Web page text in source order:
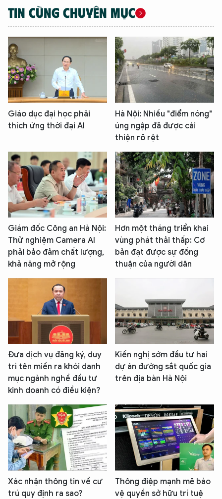
TIN CÙNG CHUYÊN MỤC
Giáo dục đại học phải
thích ứng thời đại AI
Hà Nội: Nhiều "điểm nóng"
úng ngập đã được cải
thiện rõ rệt
Giám đốc Công an Hà Nội:
Thử nghiệm Camera AI
phải bảo đảm chất lượng,
khả năng mở rộng
Hơn một tháng triển khai
vùng phát thải thấp: Cơ
bản đạt được sự đồng
thuận của người dân
Đưa dịch vụ đăng ký, duy
trì tên miền ra khỏi danh
mục ngành nghề đầu tư
kinh doanh có điều kiện?
Kiến nghị sớm đầu tư hai
dự án đường sắt quốc gia
trên địa bàn Hà Nội
Xác nhận thông tin về cư
trú quy định ra sao?
Thông điệp mạnh mẽ bảo
vệ quyền sở hữu trí tuệ